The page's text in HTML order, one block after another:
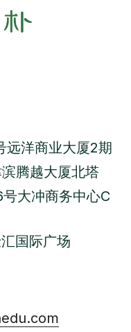
远洋商业大厦2期
腾越大厦北塔
大冲商务中心C
国际广场